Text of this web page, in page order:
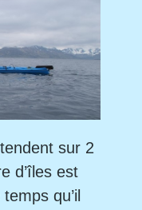
sur 2
d’îles est
qu’il